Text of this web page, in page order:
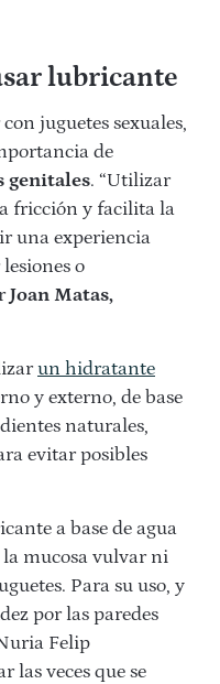
lubricante
juguetes sexuales,
de
genitales. “Utilizar
fricción y facilita la
una experiencia
o
Joan Matas,
un hidratante
y externo, de base
naturales,
evitar posibles
a base de agua
la mucosa vulvar ni
Para su uso, y
por las paredes
Felip
las veces que se